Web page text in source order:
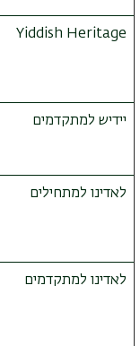
Yiddish Heritage
יידיש למתקדמים
לאדינו למתחילים
לאדינו למתקדמים